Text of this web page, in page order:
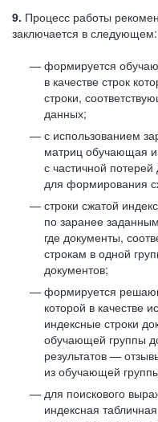
9. Процесс работы
заключается в следующем:
формируется
в качестве строк
строки,
данных;
с использованием
матриц обучающая
с частичной
для формирования
строки сжатой
по заранее
где документы,
строкам в одной
документов;
формируется
которой в качестве
индексные строки
обучающей группы
результатов —
из обучающей
для поискового
индексная